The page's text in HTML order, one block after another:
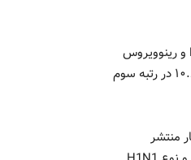
رینوویروس
در راس ویروس‌های در گردش در کشور قرار دارد و پس از آن، ویروس RSV با ۱۸.۹ و سپس کرونا با ۱۰.۸ در رتبه سوم
منتشر